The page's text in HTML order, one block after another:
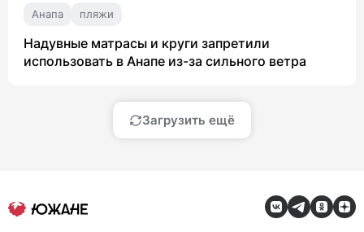
Анапа пляжи
Надувные матрасы и круги запретили
использовать в Анапе из-за сильного ветра
Загрузить ещё